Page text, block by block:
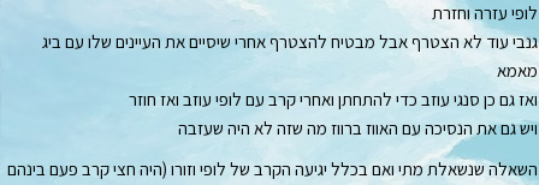
לופי עזרה וחזרת
גנבי עוד לא הצטרף אבל מבטיח להצטרף אחרי שיסיים את העיינים שלו עם ביג
מאמא
ואז גם כן סנגי עוזב כדי להתחתן ואחרי קרב עם לופי עוזב ואז חוזר
ויש גם את הנסיכה עם האווז ברווז מה שזה לא היה שעזבה
השאלה שנשאלת מתי ואם בכלל יגיעה הקרב של לופי וזורו (היה חצי קרב פעם בינהם